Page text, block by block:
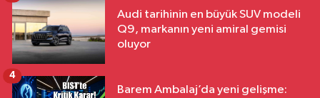
Audi tarihinin en büyük SUV modeli
Q9, markanın yeni amiral gemisi
oluyor
Barem Ambalaj’da yeni gelişme:
4